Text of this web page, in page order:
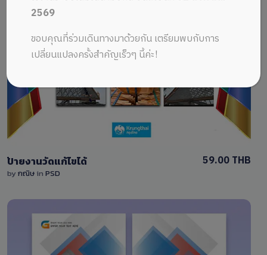
View Details
0 Sale
ป้ายงานวัดแก้ไขได้
by กณิษ in PSD
59.00 THB
2569
ขอบคุณที่ร่วมเดินทางมาด้วยกัน เตรียมพบกับการ
เปลี่ยนแปลงครั้งสำคัญเร็วๆ นี้ค่ะ!